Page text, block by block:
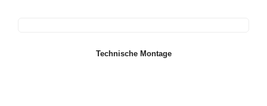
Technische Montage